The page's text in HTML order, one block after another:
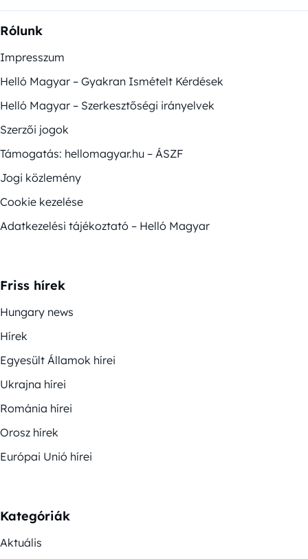
Rólunk
Impresszum
Helló Magyar – Gyakran Ismételt Kérdések
Helló Magyar – Szerkesztőségi irányelvek
Szerzői jogok
Támogatás: hellomagyar.hu – ÁSZF
Jogi közlemény
Cookie kezelése
Adatkezelési tájékoztató – Helló Magyar
Friss hírek
Hungary news
Hírek
Egyesült Államok hírei
Ukrajna hírei
Románia hírei
Orosz hírek
Európai Unió hírei
Kategóriák
Aktuális